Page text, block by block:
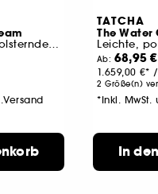
Reichhaltige aufpolsternde Feuchtigkeitspflege
TATCHA
The Water
Ab: 68,95 €
1.659,00 € /
2 Größe(n)
*Inkl. MwSt.
In